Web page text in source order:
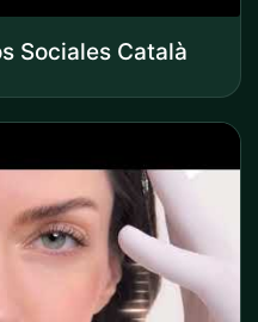
Sociales Català